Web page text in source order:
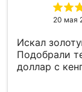
20 мая
Искал
Подобрали
доллар с